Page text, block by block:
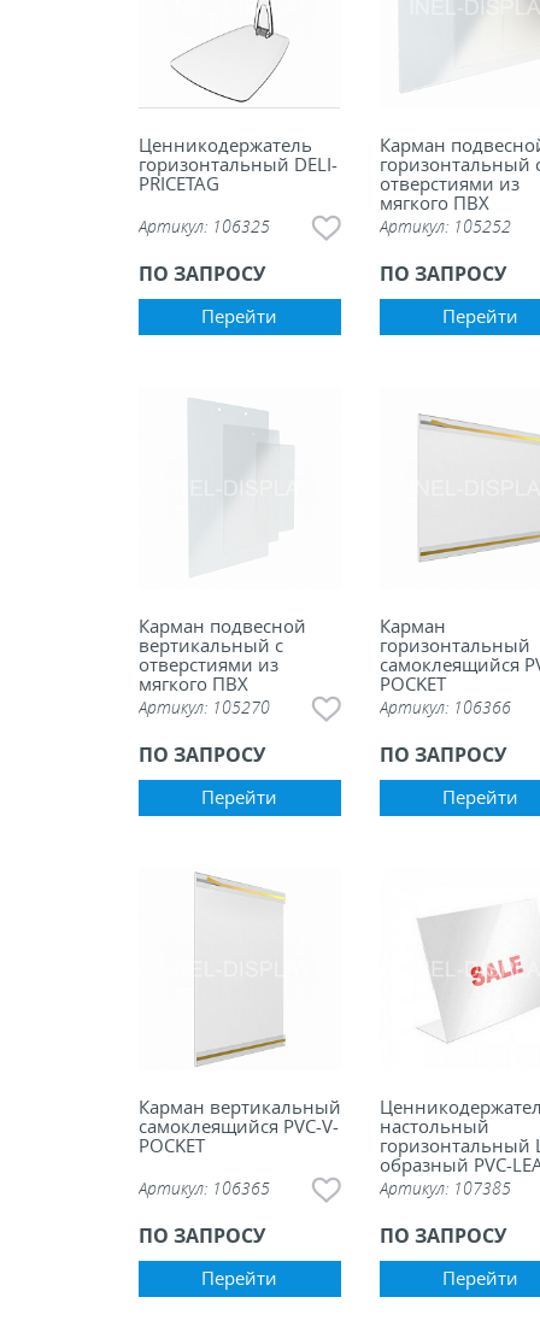
Ценникодержатель
горизонтальный DELI-
PRICETAG
Артикул: 106325
ПО ЗАПРОСУ
Перейти
Карман
горизонтальный
отверстиями из
мягкого ПВХ
Артикул: 105252
ПО ЗАПРОСУ
Перейти
Карман подвесной
вертикальный с
отверстиями из
мягкого ПВХ
Артикул: 105270
ПО ЗАПРОСУ
Перейти
Карман
горизонтальный
самоклеящийся
POCKET
Артикул: 106366
ПО ЗАПРОСУ
Перейти
Карман вертикальный
самоклеящийся PVC-V-
POCKET
Артикул: 106365
ПО ЗАПРОСУ
Перейти
настольный
горизонтальный
образный PVC-
Артикул: 107385
ПО ЗАПРОСУ
Перейти